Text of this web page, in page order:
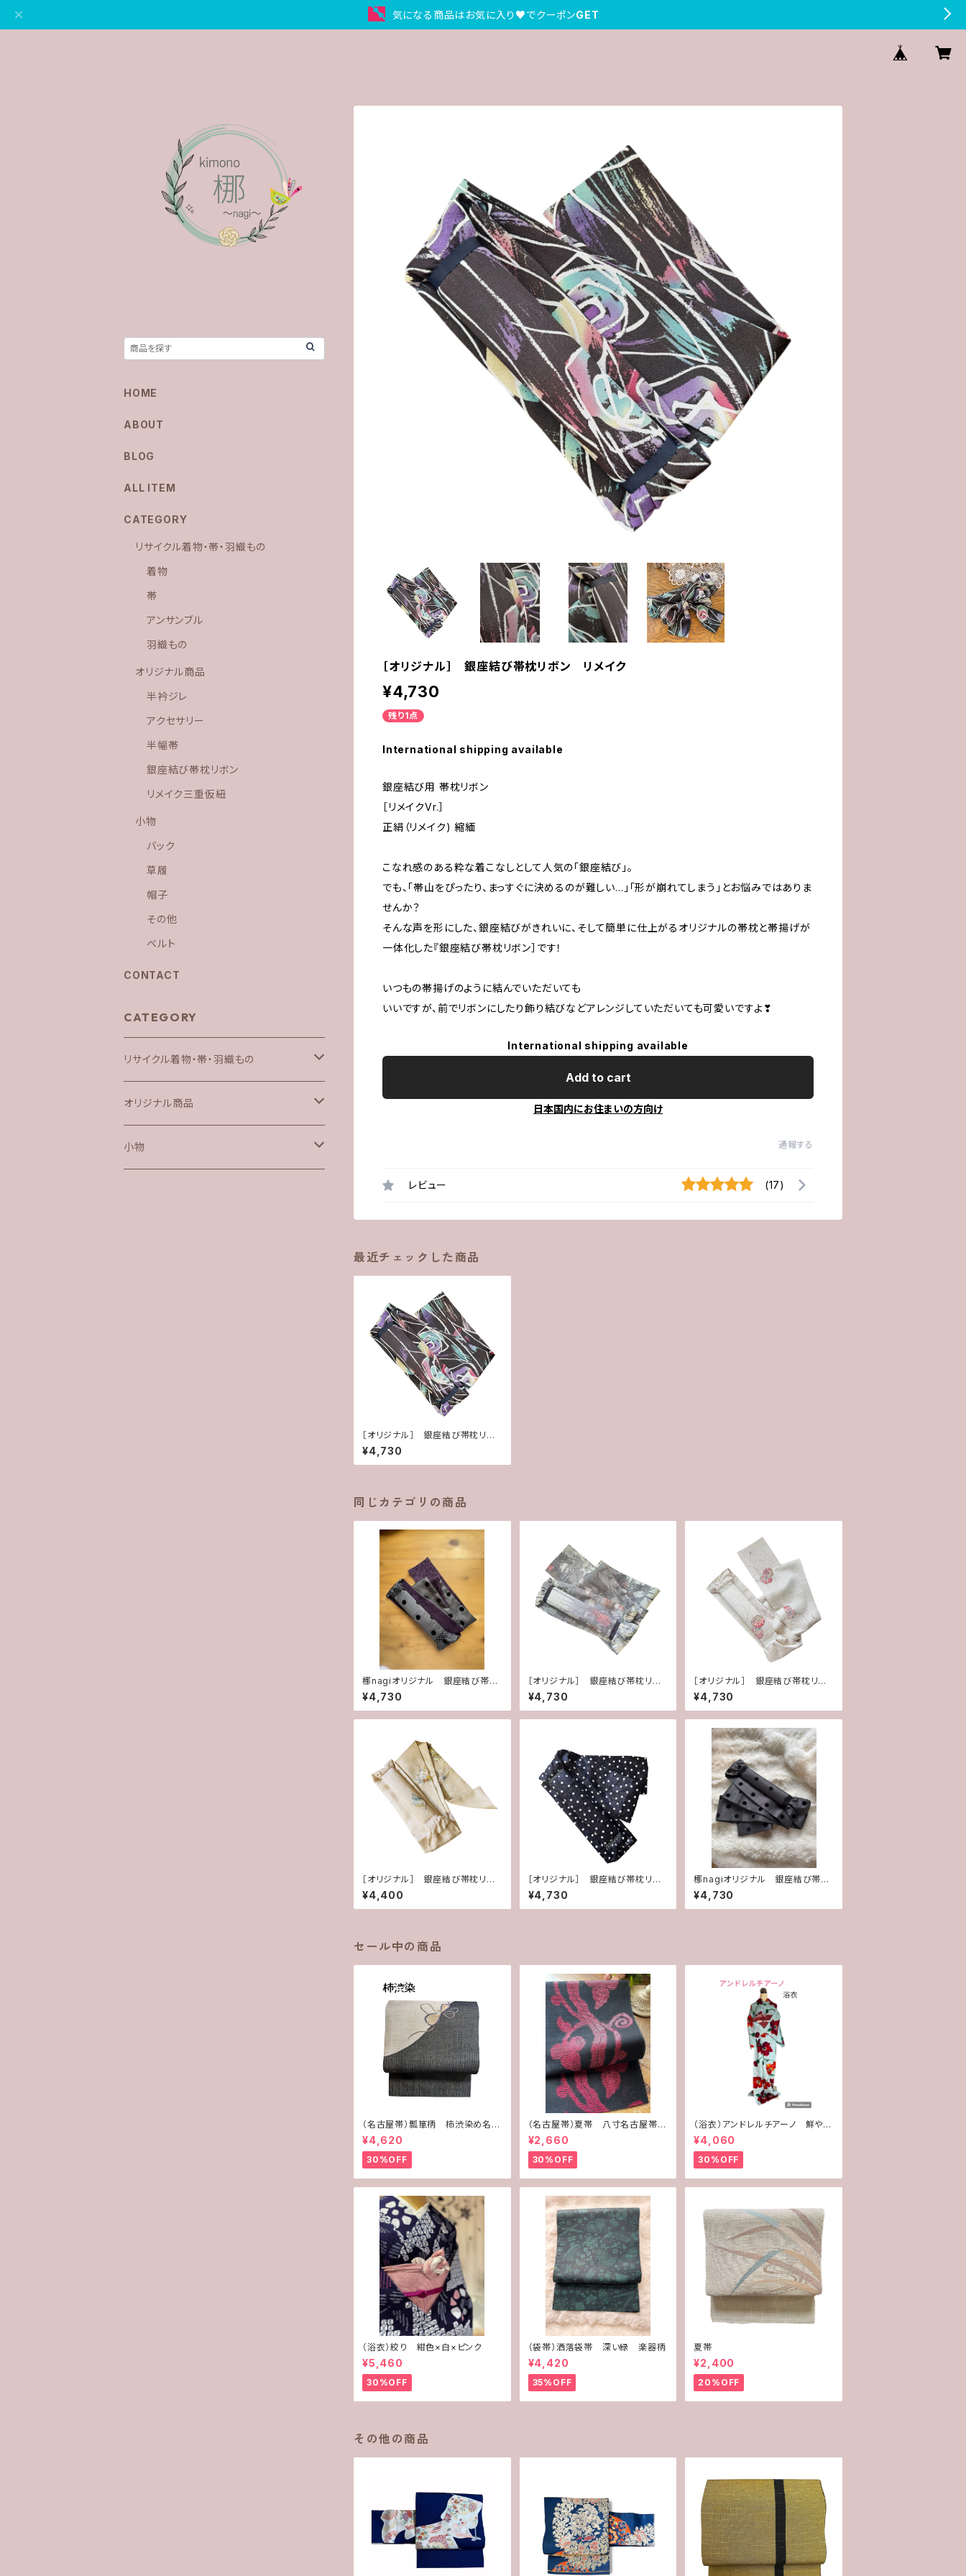
気になる商品はお気に入り♥でクーポンGET
［オリジナル］ 銀座結び帯枕リボン リメイク
¥4,730
残り1点
International shipping available
銀座結び用 帯枕リボン
［リメイクVr.］
正絹（リメイク) 縮緬
こなれ感のある粋な着こなしとして人気の「銀座結び」。
でも、「帯山をぴったり、まっすぐに決めるのが難しい…」「形が崩れてしまう」とお悩みではありま
せんか？
そんな声を形にした、銀座結びがきれいに、そして簡単に仕上がるオリジナルの帯枕と帯揚げが
一体化した『銀座結び帯枕リボン］です！
いつもの帯揚げのように結んでいただいても
いいですが、前でリボンにしたり飾り結びなどアレンジしていただいても可愛いですよ❣
International shipping available
Add to cart
日本国内にお住まいの方向け
通報する
レビュー (17)
最近チェックした商品
［オリジナル］ 銀座結び帯枕リボ
ン リメイク
¥4,730
同じカテゴリの商品
梛nagiオリジナル 銀座結び帯枕
リボン シルバードット×パープル
¥4,730
［オリジナル］ 銀座結び帯枕リボ
ン リメイクグ グレー
¥4,730
［オリジナル］ 銀座結び帯枕リボ
ン リメイク 鼓
¥4,730
［オリジナル］ 銀座結び帯枕リボ
ン リメイク ベージュ
¥4,400
［オリジナル］ 銀座結び帯枕リボ
ン ブラックドット
¥4,730
梛nagiオリジナル 銀座結び帯枕
リボン シルバー×ドット
¥4,730
セール中の商品
（名古屋帯）瓢箪柄 柿渋染め名古
屋帯
¥4,620
30%OFF
（名古屋帯）夏帯 八寸名古屋帯
ブラック
¥2,660
30%OFF
（浴衣）アンドレルチアーノ 鮮やか
でパッと目を惹くゆかた
¥4,060
30%OFF
（浴衣）絞り 紺色×白×ピンク
¥5,460
30%OFF
（袋帯）洒落袋帯 深い緑 楽器柄
¥4,420
35%OFF
夏帯
¥2,400
20%OFF
その他の商品
HOME
ABOUT
BLOG
ALL ITEM
CATEGORY
リサイクル着物・帯・羽織もの
着物
帯
アンサンブル
羽織もの
オリジナル商品
半衿ジレ
アクセサリー
半幅帯
銀座結び帯枕リボン
リメイク三重仮紐
小物
バック
草履
帽子
その他
ベルト
CONTACT
CATEGORY
リサイクル着物・帯・羽織もの
着物
帯
オリジナル商品
半衿ジレ
小物